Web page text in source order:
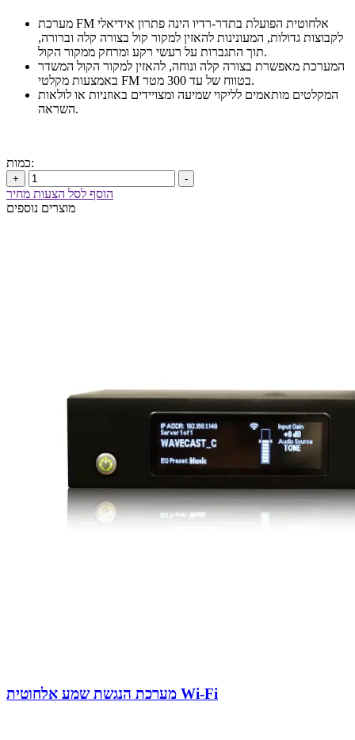
מערכת FM אלחוטית הפועלת בתדר-רדיו הינה פתרון אידיאלי
לקבוצות גדולות, המעונינות להאזין למקור קול בצורה קלה וברורה,
תוך התגברות על רעשי רקע ומרחק ממקור הקול.
המערכת מאפשרת בצורה קלה ונוחה, להאזין למקור הקול המשדר
באמצעות מקלטי FM בטווח של עד 300 מטר.
המקלטים מותאמים לליקוי שמיעה ומצויידים באוזניות או לולאות
השראה.
כמות:
+ -
הוסף לסל הצעות מחיר
מוצרים נוספים
מערכת הנגשת שמע אלחוטית Wi-Fi